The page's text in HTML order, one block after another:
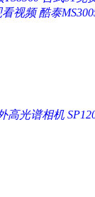
看视频 酷泰
高光谱相机